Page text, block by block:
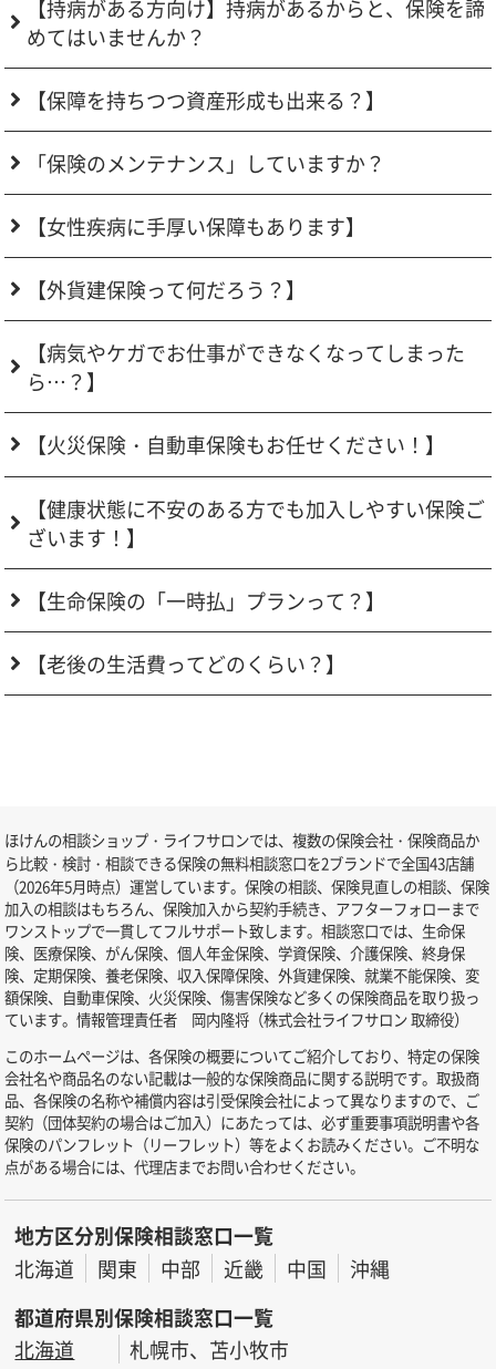
【持病がある方向け】持病があるからと、保険を諦
めてはいませんか？
【保障を持ちつつ資産形成も出来る？】
「保険のメンテナンス」していますか？
【女性疾病に手厚い保障もあります】
【外貨建保険って何だろう？】
【病気やケガでお仕事ができなくなってしまった
ら…？】
【火災保険・自動車保険もお任せください！】
【健康状態に不安のある方でも加入しやすい保険ご
ざいます！】
【生命保険の「一時払」プランって？】
【老後の生活費ってどのくらい？】
ほけんの相談ショップ・ライフサロンでは、複数の保険会社・保険商品か
ら比較・検討・相談できる保険の無料相談窓口を2ブランドで全国43店舗
（2026年5月時点）運営しています。保険の相談、保険見直しの相談、保険
加入の相談はもちろん、保険加入から契約手続き、アフターフォローまで
ワンストップで一貫してフルサポート致します。相談窓口では、生命保
険、医療保険、がん保険、個人年金保険、学資保険、介護保険、終身保
険、定期保険、養老保険、収入保障保険、外貨建保険、就業不能保険、変
額保険、自動車保険、火災保険、傷害保険など多くの保険商品を取り扱っ
ています。情報管理責任者 岡内隆将（株式会社ライフサロン 取締役）
このホームページは、各保険の概要についてご紹介しており、特定の保険
会社名や商品名のない記載は一般的な保険商品に関する説明です。取扱商
品、各保険の名称や補償内容は引受保険会社によって異なりますので、ご
契約（団体契約の場合はご加入）にあたっては、必ず重要事項説明書や各
保険のパンフレット（リーフレット）等をよくお読みください。ご不明な
点がある場合には、代理店までお問い合わせください。
地方区分別保険相談窓口一覧
北海道
関東 中部 近畿 中国
沖縄
都道府県別保険相談窓口一覧
北海道
札幌市、苫小牧市